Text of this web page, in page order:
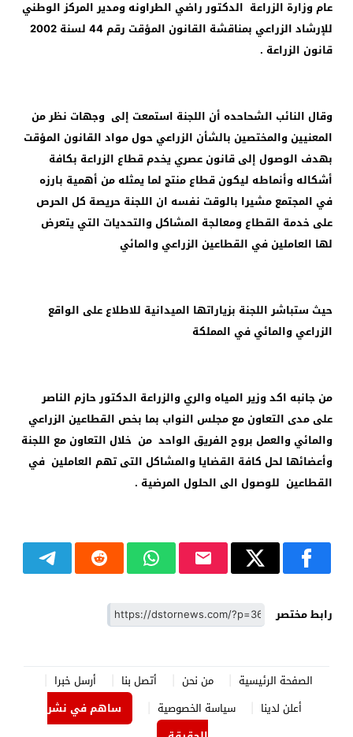
عام وزارة الزراعة الدكتور راضي الطراونه ومدير المركز الوطني
للإرشاد الزراعي بمناقشة القانون المؤقت رقم 44 لسنة 2002
قانون الزراعة .
وقال النائب الشحاحده أن اللجنة استمعت إلى وجهات نظر من
المعنيين والمختصين بالشأن الزراعي حول مواد القانون المؤقت
بهدف الوصول إلى قانون عصري يخدم قطاع الزراعة بكافة
أشكاله وأنماطه ليكون قطاع منتج لما يمثله من أهمية بارزه
في المجتمع مشيرا بالوقت نفسه ان اللجنة حريصة كل الحرص
على خدمة القطاع ومعالجة المشاكل والتحديات التي يتعرض
لها العاملين في القطاعين الزراعي والمائي
حيث ستباشر اللجنة بزياراتها الميدانية للاطلاع على الواقع
الزراعي والمائي في المملكة
من جانبه اكد وزير المياه والري والزراعة الدكتور حازم الناصر
على مدى التعاون مع مجلس النواب بما بخص القطاعين الزراعي
والمائي والعمل بروح الفريق الواحد من خلال التعاون مع اللجنة
وأعضائها لحل كافة القضايا والمشاكل التى تهم العاملين في
القطاعين للوصول الى الحلول المرضية .
رابط مختصر
الصفحة الرئيسية من نحن أتصل بنا
أرسل خبرا
أعلن لدينا
سياسة الخصوصية
ساهم في نشر